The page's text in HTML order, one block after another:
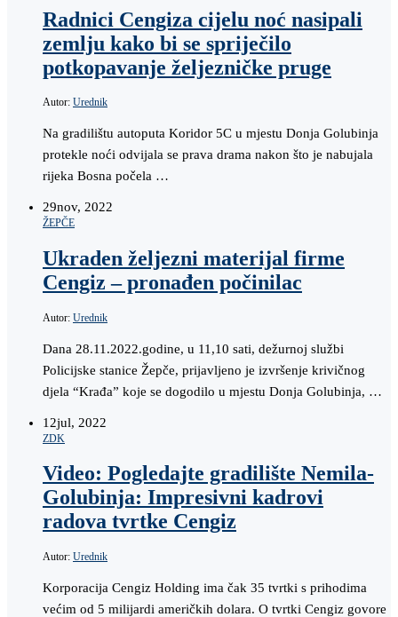
Radnici Cengiza cijelu noć nasipali
zemlju kako bi se spriječilo
potkopavanje željezničke pruge
Autor: Urednik
Na gradilištu autoputa Koridor 5C u mjestu Donja Golubinja
protekle noći odvijala se prava drama nakon što je nabujala
rijeka Bosna počela …
29nov, 2022
ŽEPČE
Ukraden željezni materijal firme
Cengiz – pronađen počinilac
Autor: Urednik
Dana 28.11.2022.godine, u 11,10 sati, dežurnoj službi
Policijske stanice Žepče, prijavljeno je izvršenje krivičnog
djela “Krađa” koje se dogodilo u mjestu Donja Golubinja, …
12jul, 2022
ZDK
Video: Pogledajte gradilište Nemila-
Golubinja: Impresivni kadrovi
radova tvrtke Cengiz
Autor: Urednik
Korporacija Cengiz Holding ima čak 35 tvrtki s prihodima
većim od 5 milijardi američkih dolara. O tvrtki Cengiz govore